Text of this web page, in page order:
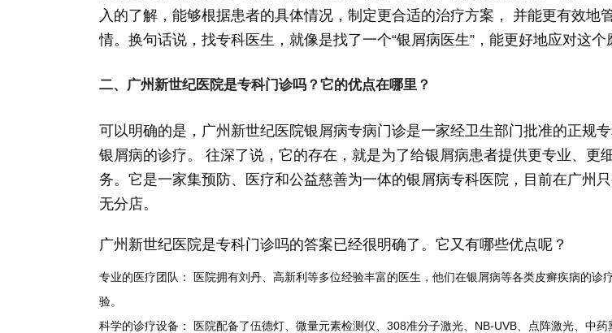
入的了解，能够根据患者的具体情况，制定更合适的治疗方案， 并能更有效地
情。换句话说，找专科医生，就像是找了一个“银屑病医生”，能更好地应对这个
二、广州新世纪医院是专科门诊吗？它的优点在哪里？
可以明确的是，广州新世纪医院银屑病专病门诊是一家经卫生部门批准的正规
银屑病的诊疗。 往深了说，它的存在，就是为了给银屑病患者提供更专业、更
务。它是一家集预防、医疗和公益慈善为一体的银屑病专科医院，目前在广州
无分店。
广州新世纪医院是专科门诊吗的答案已经很明确了。它又有哪些优点呢？
专业的医疗团队：
医院拥有刘丹、高新利等多位经验丰富的医生，他们在银屑病等各类皮癣疾病的诊
验。
科学的诊疗设备：
医院配备了伍德灯、微量元素检测仪、308准分子激光、NB-UVB、点阵激光、中药